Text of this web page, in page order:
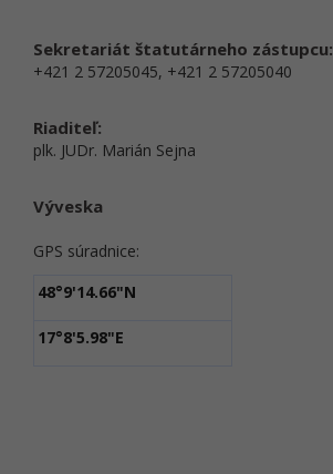
Sekretariát štatutárneho zástupcu:
+421 2 57205045, +421 2 57205040
Riaditeľ:
plk. JUDr. Marián Sejna
Výveska
GPS súradnice:
48°9'14.66"N
17°8'5.98"E